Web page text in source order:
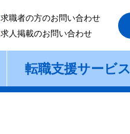
求職者の方のお問い合わせ
求人掲載のお問い合わせ
転職支援サービス